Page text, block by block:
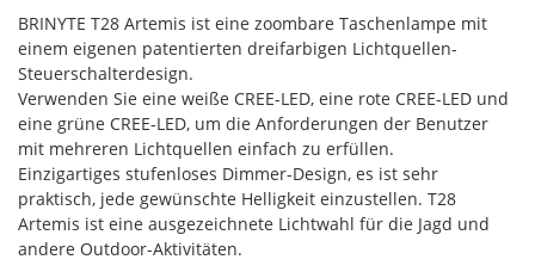
BRINYTE T28 Artemis ist eine zoombare Taschenlampe mit
einem eigenen patentierten dreifarbigen Lichtquellen-
Steuerschalterdesign.
Verwenden Sie eine weiße CREE-LED, eine rote CREE-LED und
eine grüne CREE-LED, um die Anforderungen der Benutzer
mit mehreren Lichtquellen einfach zu erfüllen.
Einzigartiges stufenloses Dimmer-Design, es ist sehr
praktisch, jede gewünschte Helligkeit einzustellen. T28
Artemis ist eine ausgezeichnete Lichtwahl für die Jagd und
andere Outdoor-Aktivitäten.